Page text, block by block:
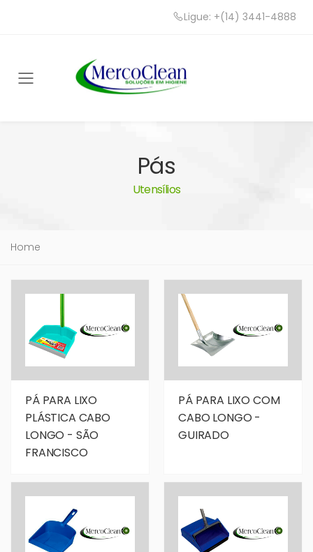
Ligue: +(14) 3441-4888
Toggle mobile menu
Pás
Utensílios
Home
PÁ PARA LIXO
PLÁSTICA CABO
LONGO - SÃO
FRANCISCO
PÁ PARA LIXO COM
CABO LONGO -
GUIRADO